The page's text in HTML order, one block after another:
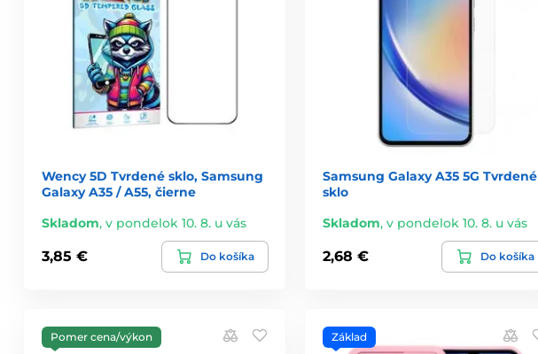
Wency 5D Tvrdené sklo, Samsung
Galaxy A35 / A55, čierne
Skladom, v pondelok 10. 8. u vás
3,85 € Do košíka
Samsung Galaxy A35 5G Tvrdené
sklo
Skladom, v pondelok 10. 8. u vás
2,68 € Do košíka
Pomer cena/výkon Základ